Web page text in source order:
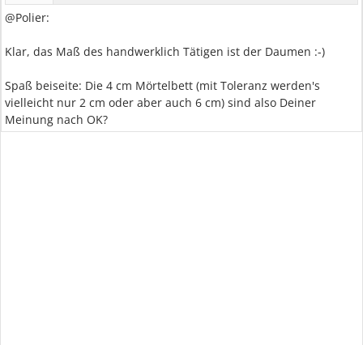
@Polier:
Klar, das Maß des handwerklich Tätigen ist der Daumen :-)
Spaß beiseite: Die 4 cm Mörtelbett (mit Toleranz werden's
vielleicht nur 2 cm oder aber auch 6 cm) sind also Deiner
Meinung nach OK?